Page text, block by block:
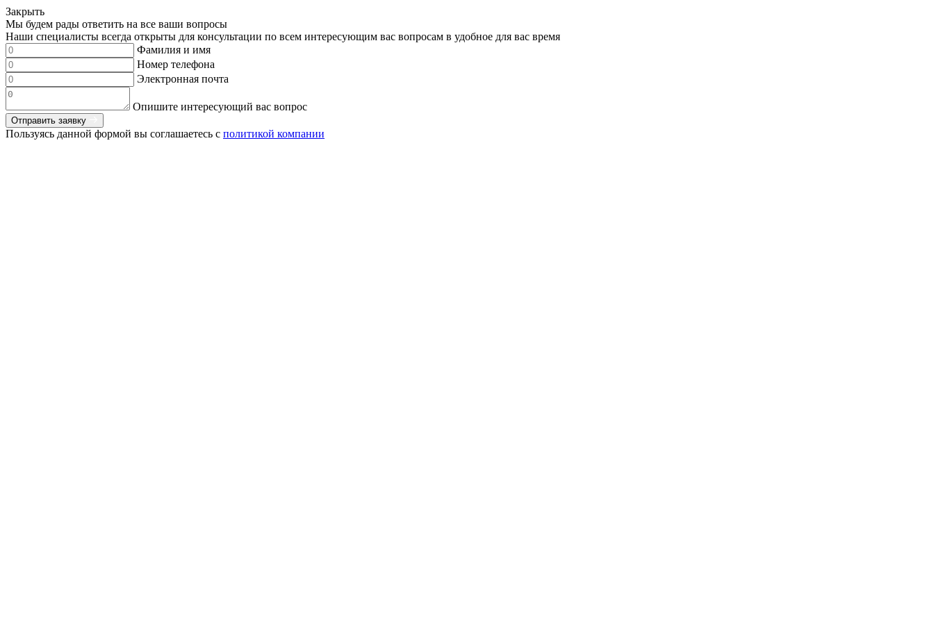
Закрыть
Мы будем рады ответить на все ваши вопросы
Наши специалисты всегда открыты для консультации по всем интересующим вас вопросам в удобное для вас время
Фамилия и имя
Номер телефона
Электронная почта
Опишите интересующий вас вопрос
Отправить заявку
Пользуясь данной формой вы соглашаетесь с политикой компании